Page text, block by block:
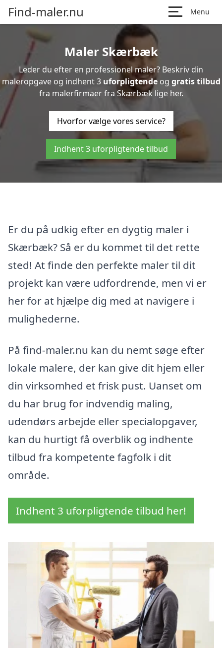
Find-maler.nu Menu
Maler Skærbæk
Leder du efter en professionel maler? Beskriv din
maleropgave og indhent 3 uforpligtendeog gratis tilbud
fra malerfirmaer fra Skærbæk lige her.
Hvorfor vælge vores service?
Indhent 3 uforpligtende tilbud
Er du på udkig efter en dygtig maler i
Skærbæk? Så er du kommet til det rette
sted! At finde den perfekte maler til dit
projekt kan være udfordrende, men vi er
her for at hjælpe dig med at navigere i
mulighederne.
På find-maler.nu kan du nemt søge efter
lokale malere, der kan give dit hjem eller
din virksomhed et frisk pust. Uanset om
du har brug for indvendig maling,
udendørs arbejde eller specialopgaver,
kan du hurtigt få overblik og indhente
tilbud fra kompetente fagfolk i dit
område.
Indhent 3 uforpligtende tilbud her!